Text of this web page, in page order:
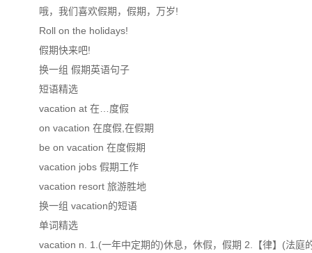
哦，我们喜欢假期，假期，万岁!
Roll on the holidays!
假期快来吧!
换一组 假期英语句子
短语精选
vacation at 在…度假
on vacation 在度假,在假期
be on vacation 在度假期
vacation jobs 假期工作
vacation resort 旅游胜地
换一组 vacation的短语
单词精选
vacation n. 1.(一年中定期的)休息，休假，假期 2.【律】(法庭